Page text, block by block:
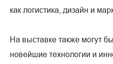
как логистика, дизайн и
На выставке также могут
новейшие технологии и